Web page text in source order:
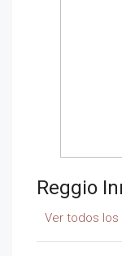
Reggio
Ver todos